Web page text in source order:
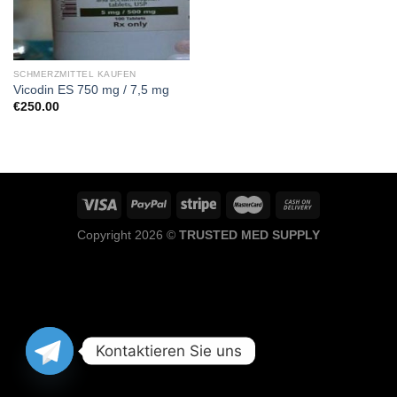
SCHMERZMITTEL KAUFEN
Vicodin ES 750 mg / 7,5 mg
€250.00
Copyright 2026 © TRUSTED MED SUPPLY
Kontaktieren Sie uns